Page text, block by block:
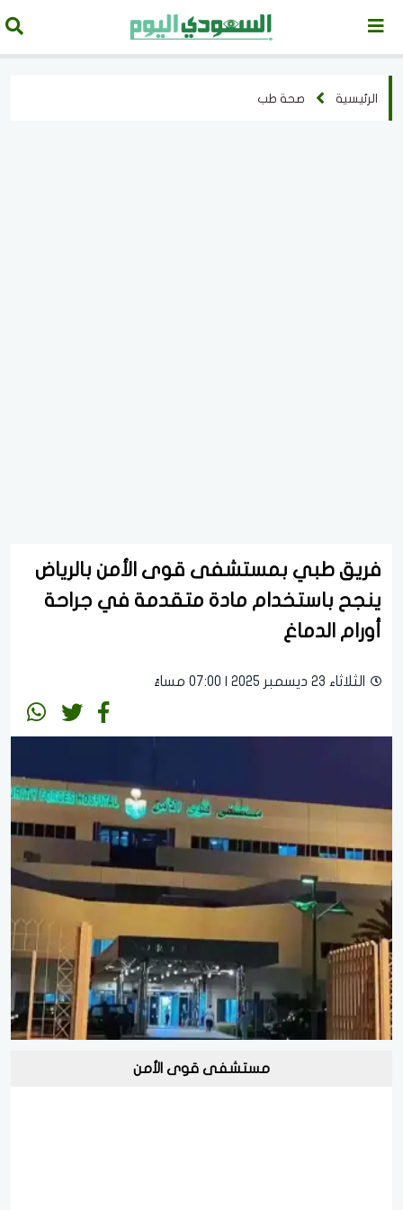
الرئيسية صحة طب
فريق طبي بمستشفى قوى الأمن بالرياض
ينجح باستخدام مادة متقدمة في جراحة
أورام الدماغ
الثلاثاء 23 ديسمبر 2025 | 07:00 مساءً
مستشفى قوى الأمن